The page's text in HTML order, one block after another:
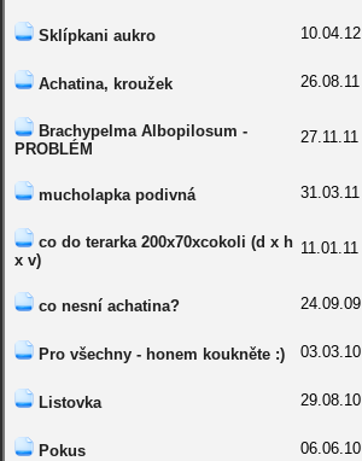
Sklípkani aukro 10.04.12
Achatina, kroužek 26.08.11
Brachypelma Albopilosum -
PROBLÉM
27.11.11
mucholapka podivná 31.03.11
co do terarka 200x70xcokoli (d x h
x v)
11.01.11
co nesní achatina? 24.09.09
Pro všechny - honem koukněte :) 03.03.10
Listovka 29.08.10
Pokus 06.06.10